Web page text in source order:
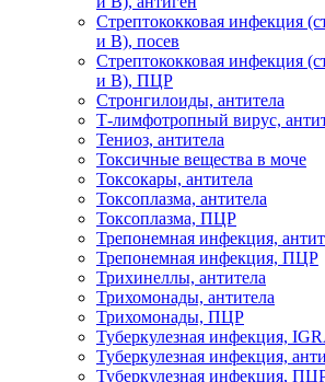
Стрептококковая инфекция
и B), посев
Стрептококковая инфекция
и B), ПЦР
Стронгилоиды, антитела
Т-лимфотропный вирус,
Тениоз, антитела
Токсичные вещества в моче
Токсокары, антитела
Токсоплазма, антитела
Токсоплазма, ПЦР
Трепонемная инфекция,
Трепонемная инфекция, ПЦР
Трихинеллы, антитела
Трихомонады, антитела
Трихомонады, ПЦР
Туберкулезная инфекция,
Туберкулезная инфекция,
Туберкулезная инфекция,